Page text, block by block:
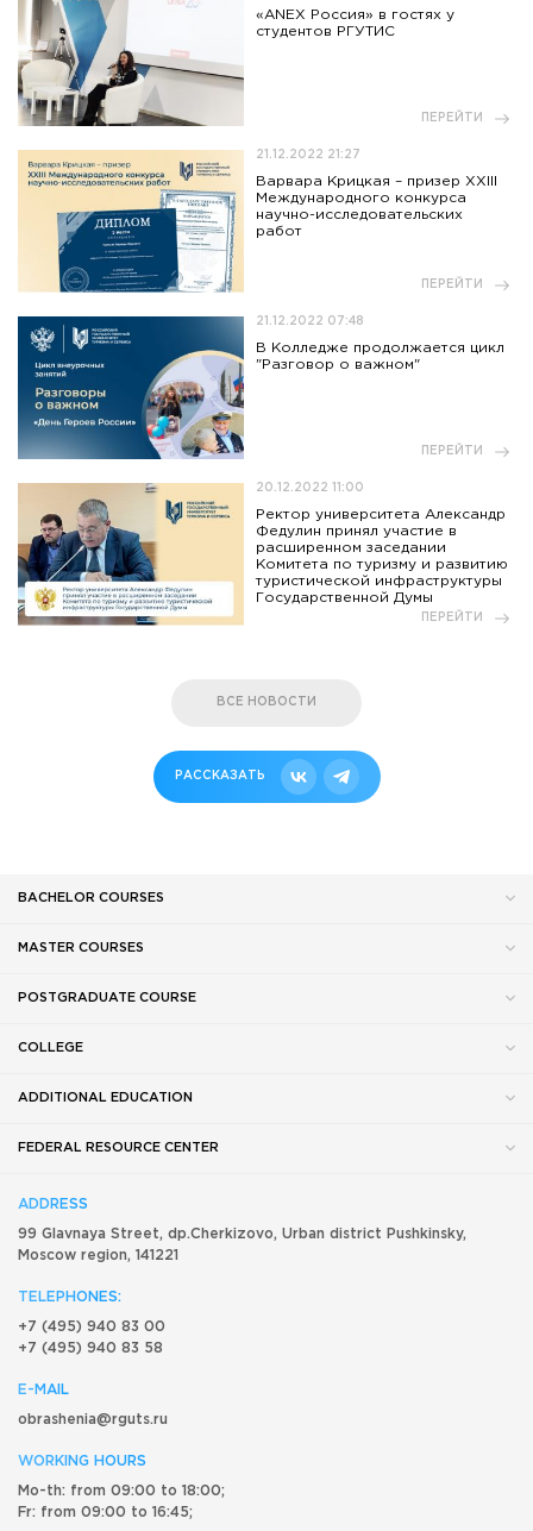
«ANEX Россия» в гостях у
студентов РГУТИС
ПЕРЕЙТИ
21.12.2022 21:27
Варвара Крицкая – призер XXIII
Международного конкурса
научно-исследовательских
работ
ПЕРЕЙТИ
21.12.2022 07:48
В Колледже продолжается цикл
"Разговор о важном"
ПЕРЕЙТИ
20.12.2022 11:00
Ректор университета Александр
Федулин принял участие в
расширенном заседании
Комитета по туризму и развитию
туристической инфраструктуры
Государственной Думы
ПЕРЕЙТИ
ВСЕ НОВОСТИ
РАССКАЗАТЬ
BACHELOR COURSES
MASTER COURSES
POSTGRADUATE COURSE
COLLEGE
ADDITIONAL EDUCATION
FEDERAL RESOURCE CENTER
ADDRESS
99 Glavnaya Street, dp.Cherkizovo, Urban district Pushkinsky,
Moscow region, 141221
TELEPHONES:
+7 (495) 940 83 00
+7 (495) 940 83 58
E-MAIL
obrashenia@rguts.ru
WORKING HOURS
Mo-th: from 09:00 to 18:00;
Fr: from 09:00 to 16:45;